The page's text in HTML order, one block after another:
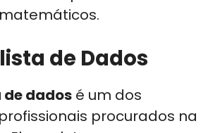
de Dados
dados é um dos
procurados na